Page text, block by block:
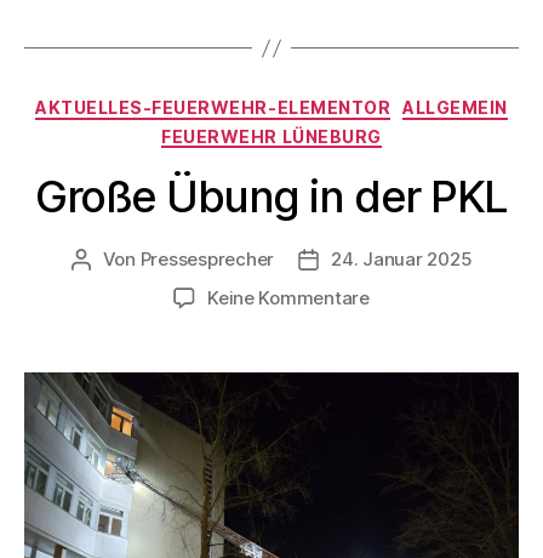
AKTUELLES-FEUERWEHR-ELEMENTOR ALLGEMEIN
FEUERWEHR LÜNEBURG
Große Übung in der PKL
Von Pressesprecher
24. Januar 2025
Keine Kommentare